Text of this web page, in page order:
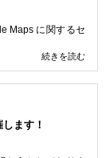
Maps に関するセ
続きを読む
ます！